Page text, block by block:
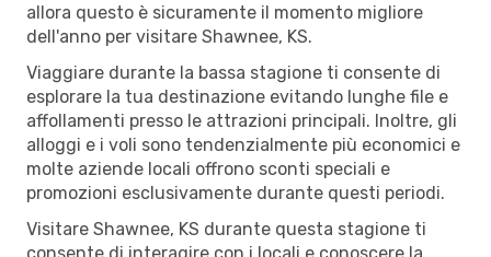
allora questo è sicuramente il momento migliore
dell'anno per visitare Shawnee, KS.
Viaggiare durante la bassa stagione ti consente di
esplorare la tua destinazione evitando lunghe file e
affollamenti presso le attrazioni principali. Inoltre, gli
alloggi e i voli sono tendenzialmente più economici e
molte aziende locali offrono sconti speciali e
promozioni esclusivamente durante questi periodi.
Visitare Shawnee, KS durante questa stagione ti